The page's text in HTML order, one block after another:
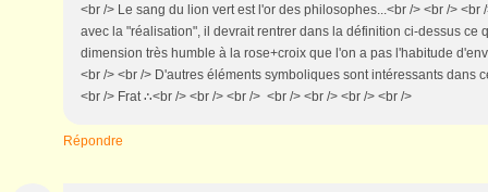
<br /> Le sang du lion vert est l'or des philosophes...<br /> <br /> <br
avec la "réalisation", il devrait rentrer dans la définition ci-dessus ce
dimension très humble à la rose+croix que l'on a pas l'habitude
<br /> <br /> D'autres éléments symboliques sont intéressants dans
<br /> Frat ∴<br /> <br /> <br /> <br /> <br /> <br /> <br />
Répondre